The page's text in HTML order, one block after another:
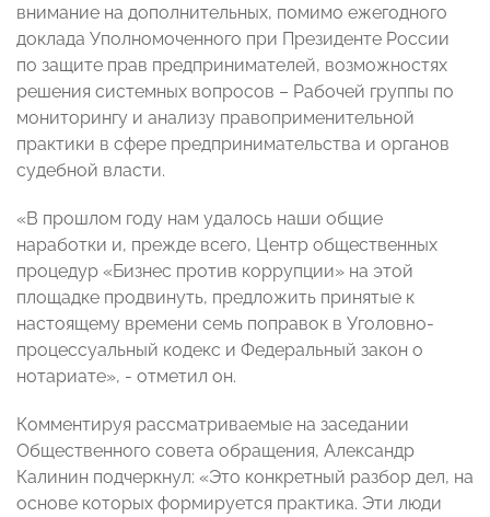
внимание на дополнительных, помимо ежегодного
доклада Уполномоченного при Президенте России
по защите прав предпринимателей, возможностях
решения системных вопросов – Рабочей группы по
мониторингу и анализу правоприменительной
практики в сфере предпринимательства и органов
судебной власти.
«В прошлом году нам удалось наши общие
наработки и, прежде всего, Центр общественных
процедур «Бизнес против коррупции» на этой
площадке продвинуть, предложить принятые к
настоящему времени семь поправок в Уголовно-
процессуальный кодекс и Федеральный закон о
нотариате», - отметил он.
Комментируя рассматриваемые на заседании
Общественного совета обращения, Александр
Калинин подчеркнул: «Это конкретный разбор дел, на
основе которых формируется практика. Эти люди